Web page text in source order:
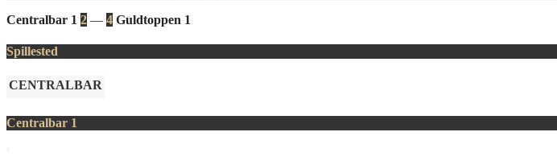
Centralbar 1 2 — 4 Guldtoppen 1
Spillested
CENTRALBAR
Centralbar 1